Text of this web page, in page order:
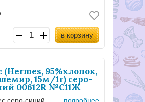
в корзину
(Hermes, 95%хлопок,
15м/1г) серо-
00612R №С11Ж
подробнее